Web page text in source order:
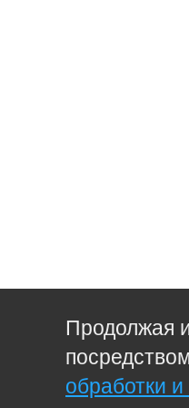
Продолжая
обработки